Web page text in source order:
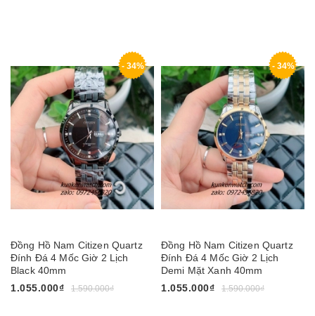
- 34%
Đồng Hồ Nam Citizen Quartz
Đính Đá 4 Mốc Giờ 2 Lịch
Black 40mm
1.055.000₫
1.590.000₫
- 34%
Đồng Hồ Nam Citizen Quartz
Đính Đá 4 Mốc Giờ 2 Lịch
Demi Mặt Xanh 40mm
1.055.000₫
1.590.000₫